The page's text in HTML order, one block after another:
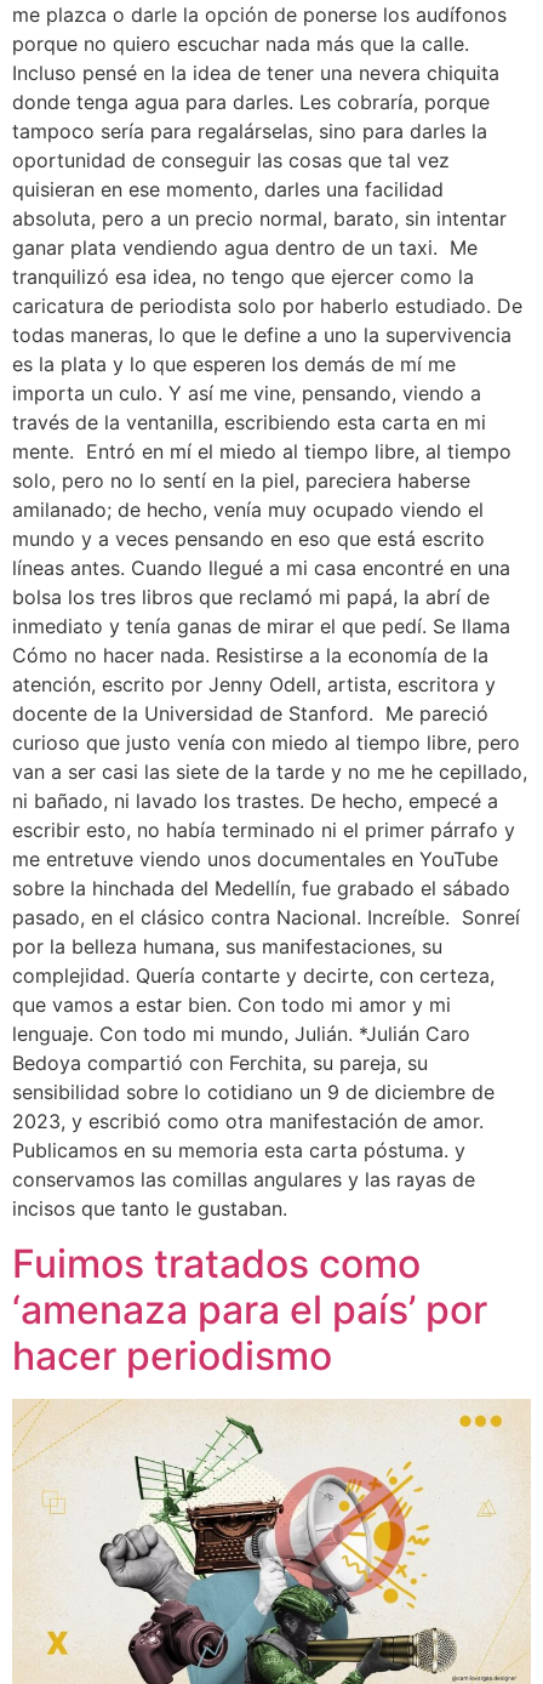
me plazca o darle la opción de ponerse los audífonos
porque no quiero escuchar nada más que la calle.
Incluso pensé en la idea de tener una nevera chiquita
donde tenga agua para darles. Les cobraría, porque
tampoco sería para regalárselas, sino para darles la
oportunidad de conseguir las cosas que tal vez
quisieran en ese momento, darles una facilidad
absoluta, pero a un precio normal, barato, sin intentar
ganar plata vendiendo agua dentro de un taxi. Me
tranquilizó esa idea, no tengo que ejercer como la
caricatura de periodista solo por haberlo estudiado. De
todas maneras, lo que le define a uno la supervivencia
es la plata y lo que esperen los demás de mí me
importa un culo. Y así me vine, pensando, viendo a
través de la ventanilla, escribiendo esta carta en mi
mente. Entró en mí el miedo al tiempo libre, al tiempo
solo, pero no lo sentí en la piel, pareciera haberse
amilanado; de hecho, venía muy ocupado viendo el
mundo y a veces pensando en eso que está escrito
líneas antes. Cuando llegué a mi casa encontré en una
bolsa los tres libros que reclamó mi papá, la abrí de
inmediato y tenía ganas de mirar el que pedí. Se llama
Cómo no hacer nada. Resistirse a la economía de la
atención, escrito por Jenny Odell, artista, escritora y
docente de la Universidad de Stanford. Me pareció
curioso que justo venía con miedo al tiempo libre, pero
van a ser casi las siete de la tarde y no me he cepillado,
ni bañado, ni lavado los trastes. De hecho, empecé a
escribir esto, no había terminado ni el primer párrafo y
me entretuve viendo unos documentales en YouTube
sobre la hinchada del Medellín, fue grabado el sábado
pasado, en el clásico contra Nacional. Increíble. Sonreí
por la belleza humana, sus manifestaciones, su
complejidad. Quería contarte y decirte, con certeza,
que vamos a estar bien. Con todo mi amor y mi
lenguaje. Con todo mi mundo, Julián. *Julián Caro
Bedoya compartió con Ferchita, su pareja, su
sensibilidad sobre lo cotidiano un 9 de diciembre de
2023, y escribió como otra manifestación de amor.
Publicamos en su memoria esta carta póstuma. y
conservamos las comillas angulares y las rayas de
incisos que tanto le gustaban.
Fuimos tratados como
‘amenaza para el país’ por
hacer periodismo